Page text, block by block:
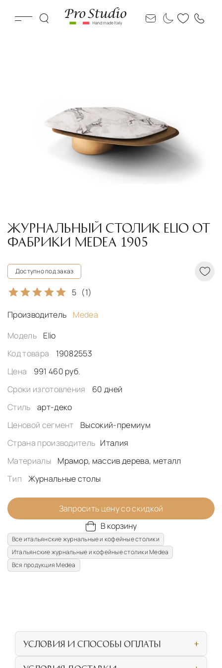
ЖУРНАЛЬНЫЙ СТОЛИК ELIO ОТ
ФАБРИКИ MEDEA 1905
Доступно под заказ
5 (1)
Производитель
Medea
Модель
Elio
Код товара
19082553
Цена
991 460 руб.
Сроки изготовления
60 дней
Стиль
арт-деко
Ценовой сегмент
Высокий-премиум
Страна производитель Италия
Материалы
Мрамор, массив дерева, металл
Тип
Журнальные столы
Запросить цену со скидкой
В корзину
Все итальянские журнальные и кофейные столики
Итальянские журнальные и кофейные столики Medea
Вся продукция Medea
УСЛОВИЯ И СПОСОБЫ ОПЛАТЫ